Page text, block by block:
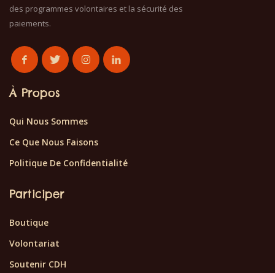
des programmes volontaires et la sécurité des
paiements.
À Propos
Qui Nous Sommes
Ce Que Nous Faisons
Politique De Confidentialité
Participer
Boutique
Volontariat
Soutenir CDH